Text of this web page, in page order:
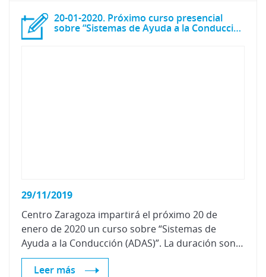
20-01-2020. Próximo curso presencial
sobre “Sistemas de Ayuda a la Conducción (ADAS)”
29/11/2019
Centro Zaragoza impartirá el próximo 20 de
enero de 2020 un curso sobre “Sistemas de
Ayuda a la Conducción (ADAS)”. La duración son 6 horas lectivas, en las instalaciones de Centro Zaragoza, en horario de 09.00h a 17:00h.
Leer más